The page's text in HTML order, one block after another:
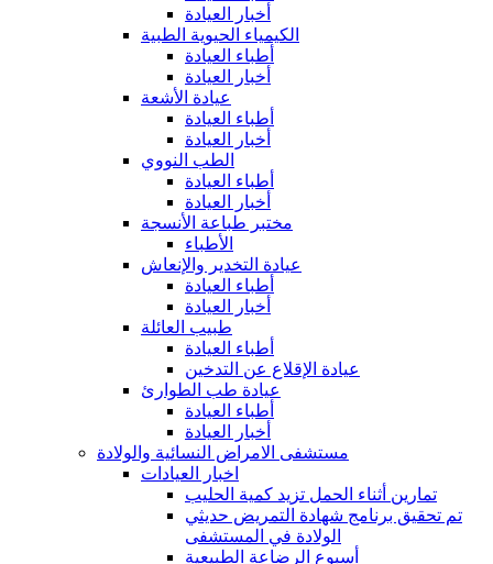
أخبار العيادة
الكيمياء الحيوية الطبية
أطباء العيادة
أخبار العيادة
عيادة الأشعة
أطباء العيادة
أخبار العيادة
الطب النووي
أطباء العيادة
أخبار العيادة
مختبر طباعة الأنسجة
الأطباء
عيادة التخدير والإنعاش
أطباء العيادة
أخبار العيادة
طبيب العائلة
أطباء العيادة
عيادة الإقلاع عن التدخين
عيادة طب الطوارئ
أطباء العيادة
أخبار العيادة
مستشفى الامراض النسائية والولادة
اخبار العيادات
تمارين أثناء الحمل تزيد كمية الحليب
تم تحقيق برنامج شهادة التمريض حديثي
الولادة في المستشفى
أسبوع الرضاعة الطبيعية